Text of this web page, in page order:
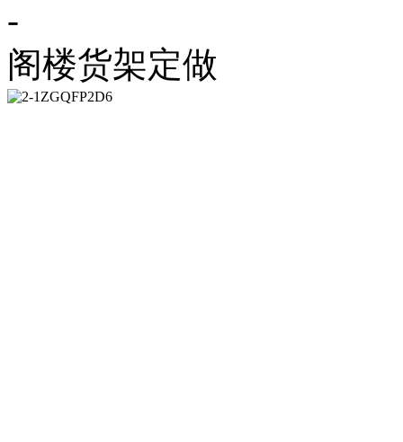
-
阁楼货架定做